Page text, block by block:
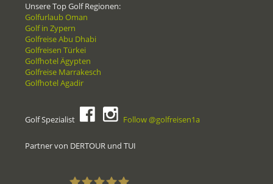
Unsere Top Golf Regionen:
Golfurlaub Oman
Golf in Zypern
Golfreise Abu Dhabi
Golfreisen Türkei
Golfhotel Ägypten
Golfreise Marrakesch
Golfhotel Agadir
Golf Spezialist Follow @golfreisen1a
Partner von DERTOUR und TUI